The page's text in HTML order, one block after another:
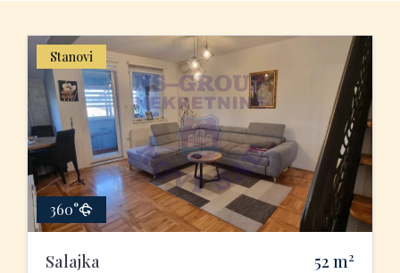
Stanovi
360°
Salajka 52 m2